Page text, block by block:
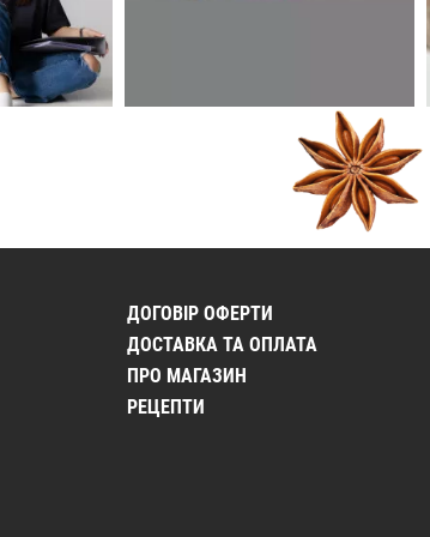
ДОГОВІР ОФЕРТИ
ДОСТАВКА ТА ОПЛАТА
ПРО МАГАЗИН
РЕЦЕПТИ